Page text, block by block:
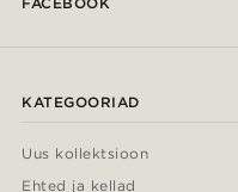
KATEGOORIAD
Uus kollektsioon
Ehted ja kellad